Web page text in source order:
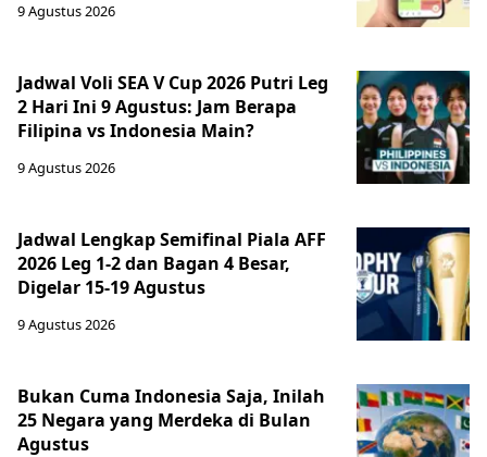
9 Agustus 2026
Jadwal Voli SEA V Cup 2026 Putri Leg
2 Hari Ini 9 Agustus: Jam Berapa
Filipina vs Indonesia Main?
9 Agustus 2026
Jadwal Lengkap Semifinal Piala AFF
2026 Leg 1-2 dan Bagan 4 Besar,
Digelar 15-19 Agustus
9 Agustus 2026
Bukan Cuma Indonesia Saja, Inilah
25 Negara yang Merdeka di Bulan
Agustus